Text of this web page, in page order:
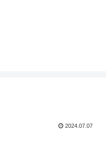
2024.07.07